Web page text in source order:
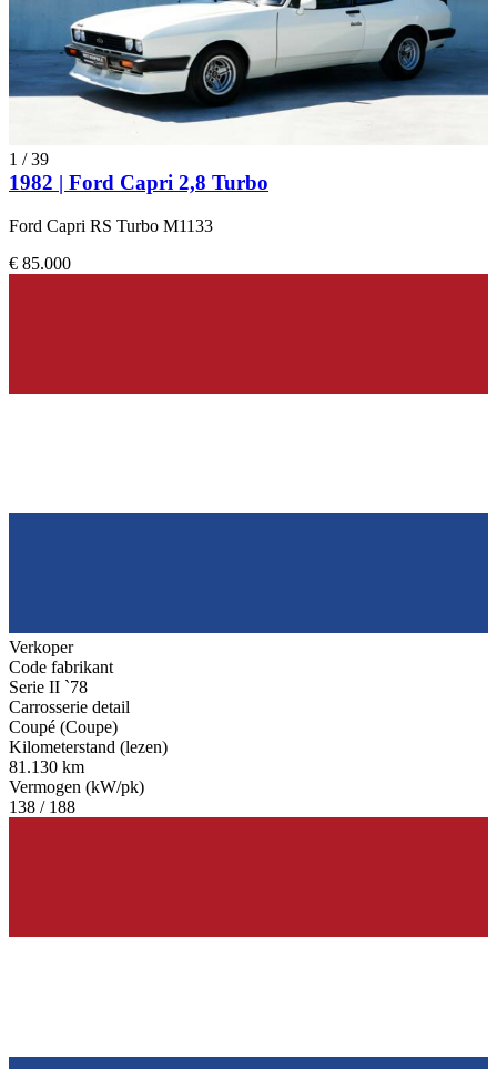
1 /39
1982 | Ford Capri 2,8 Turbo
Ford Capri RS Turbo M1133
€ 85.000
Verkoper
Code fabrikant
Serie II `78
Carrosserie detail
Coupé (Coupe)
Kilometerstand (lezen)
81.130 km
Vermogen (kW/pk)
138 / 188